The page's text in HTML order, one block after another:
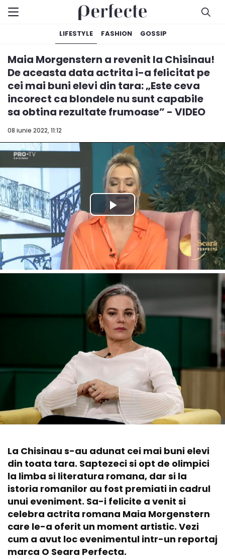
LIFESTYLE FASHION GOSSIP
08 iunie 2022, 11:12
Maia Morgenstern a revenit la Chisinau!
De aceasta data actrita i-a felicitat pe
cei mai buni elevi din tara: „Este ceva
incorect ca blondele nu sunt capabile
sa obtina rezultate frumoase” - VIDEO
La Chisinau s-au adunat cei mai buni elevi
din toata tara. Saptezeci si opt de olimpici
la limba si literatura romana, dar si la
istoria romanilor au fost premiati in cadrul
unui eveniment. Sa-i felicite a venit si
celebra actrita romana Maia Morgenstern
care le-a oferit un moment artistic. Vezi
cum a avut loc evenimentul intr-un reportaj
marca O Seara Perfecta.